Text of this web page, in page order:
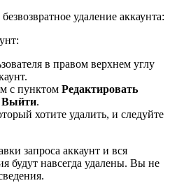
удаление аккаунта:
в правом верхнем углу
с пунктом Редактировать
Выйти.
хотите удалить, и следуйте
запроса аккаунт и вся
будут навсегда удалены. Вы не